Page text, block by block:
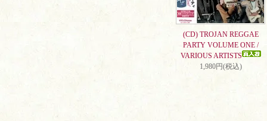
(CD) TROJAN REGGAE
PARTY VOLUME ONE /
VARIOUS ARTISTS
1,980円(税込)